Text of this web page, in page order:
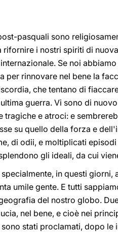
pasquali sono
rifornire i nostri spiriti di
Se noi
per rinnovare nel bene la
che tentano di
guerra. Vi sono di
tragiche e atroci: e
su quello della forza e
di odii, e moltiplicati
gli ideali, da cui
in questi
umile gente. E tutti
del nostro globo.
nel bene, e cioè nei
stati proclamati, dopo